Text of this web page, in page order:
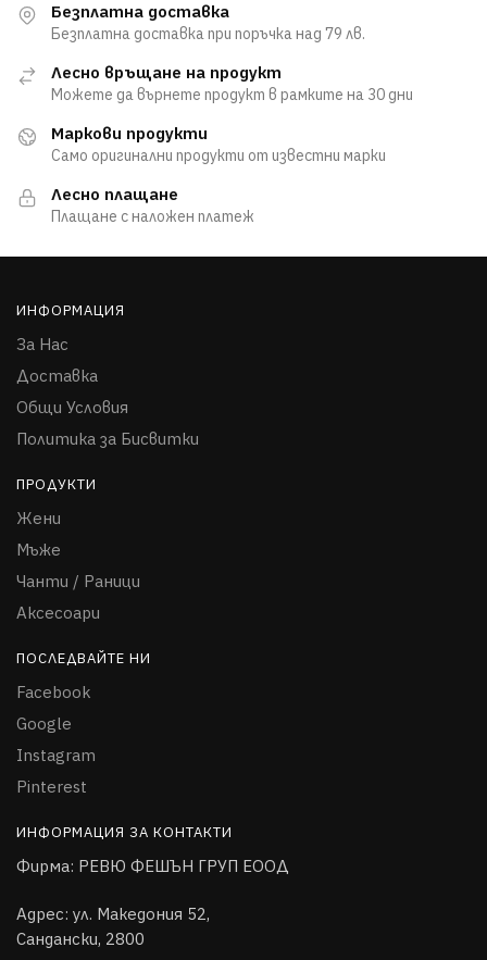
Безплатна доставка
Безплатна доставка при поръчка над 79 лв.
Лесно връщане на продукт
Можете да върнете продукт в рамките на 30 дни
Маркови продукти
Само оригинални продукти от известни марки
Лесно плащане
Плащане с наложен платеж
ИНФОРМАЦИЯ
За Нас
Доставка
Общи Условия
Политика за Бисвитки
ПРОДУКТИ
Жени
Мъже
Чанти / Раници
Аксесоари
ПОСЛЕДВАЙТЕ НИ
Facebook
Google
Instagram
Pinterest
ИНФОРМАЦИЯ ЗА КОНТАКТИ
Фирма: РЕВЮ ФЕШЪН ГРУП ЕООД
Адрес: ул. Македония 52,
Сандански, 2800